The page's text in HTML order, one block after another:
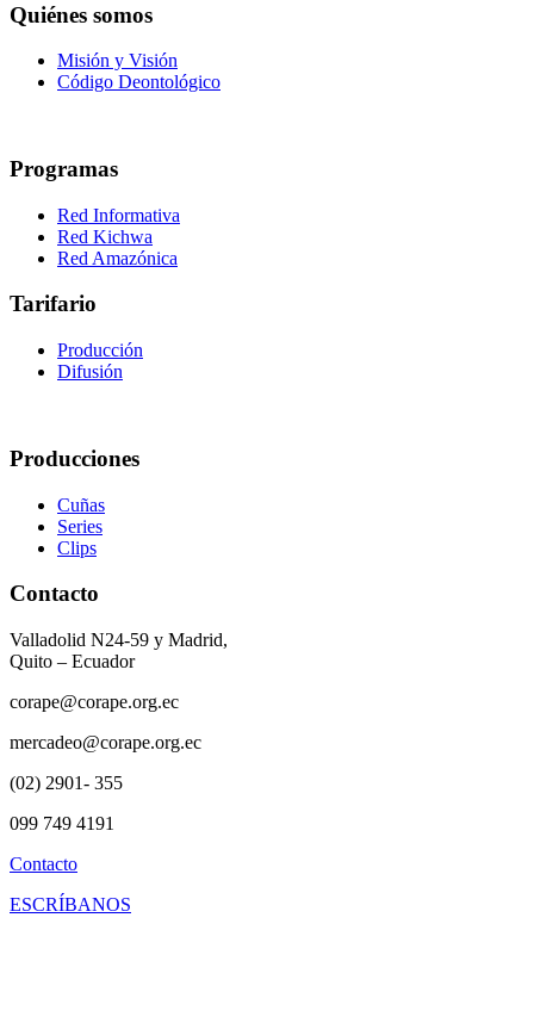
Quiénes somos
Misión y Visión
Código Deontológico
Programas
Red Informativa
Red Kichwa
Red Amazónica
Tarifario
Producción
Difusión
Producciones
Cuñas
Series
Clips
Contacto
Valladolid N24-59 y Madrid,
Quito – Ecuador
corape@corape.org.ec
mercadeo@corape.org.ec
(02) 2901- 355
099 749 4191
Contacto
ESCRÍBANOS